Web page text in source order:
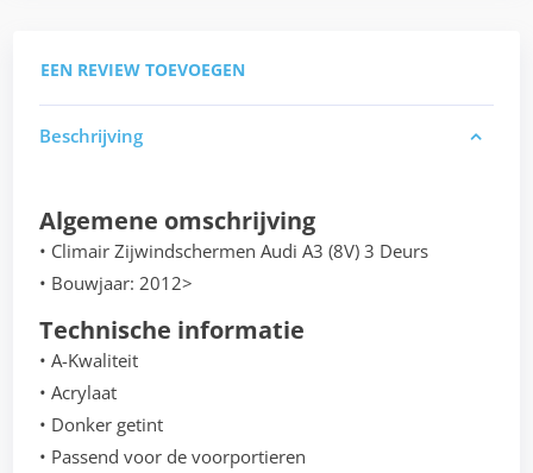
EEN REVIEW TOEVOEGEN
Beschrijving
Algemene omschrijving
• Climair Zijwindschermen Audi A3 (8V) 3 Deurs
• Bouwjaar: 2012>
Technische informatie
• A-Kwaliteit
• Acrylaat
• Donker getint
• Passend voor de voorportieren